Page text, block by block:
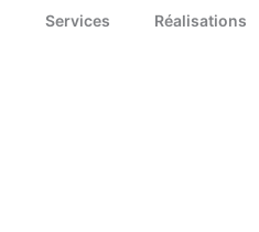
Services Réalisations